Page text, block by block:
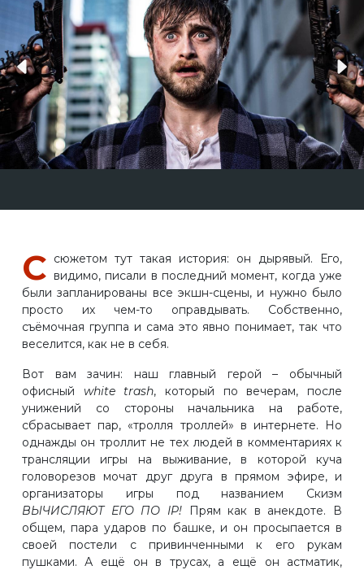
С сюжетом тут такая история: он дырявый. Его,
видимо, писали в последний момент, когда уже
были запланированы все экшн-сцены, и нужно было
просто их чем-то оправдывать. Собственно,
съёмочная группа и сама это явно понимает, так что
веселится, как не в себя.
Вот вам зачин: наш главный герой – обычный
офисный white trash, который по вечерам, после
унижений со стороны начальника на работе,
сбрасывает пар, «тролля троллей» в интернете. Но
однажды он троллит не тех людей в комментариях к
трансляции игры на выживание, в которой куча
головорезов мочат друг друга в прямом эфире, и
организаторы игры под названием Скизм
ВЫЧИСЛЯЮТ ЕГО ПО IP!Прям как в анекдоте. В
общем, пара ударов по башке, и он просыпается в
своей постели с привинченными к его рукам
пушками. А ещё он в трусах, а ещё он астматик,